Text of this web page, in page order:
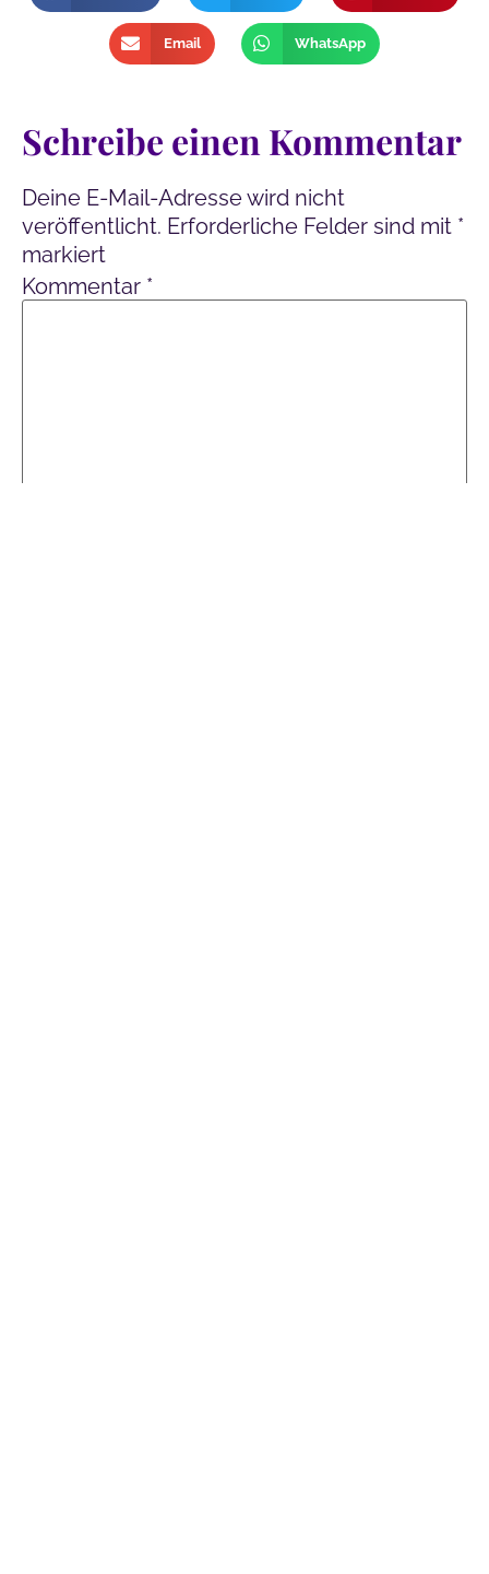
Email WhatsApp
Schreibe einen Kommentar
Deine E-Mail-Adresse wird nicht
veröffentlicht. Erforderliche Felder sind mit *
markiert
Kommentar *